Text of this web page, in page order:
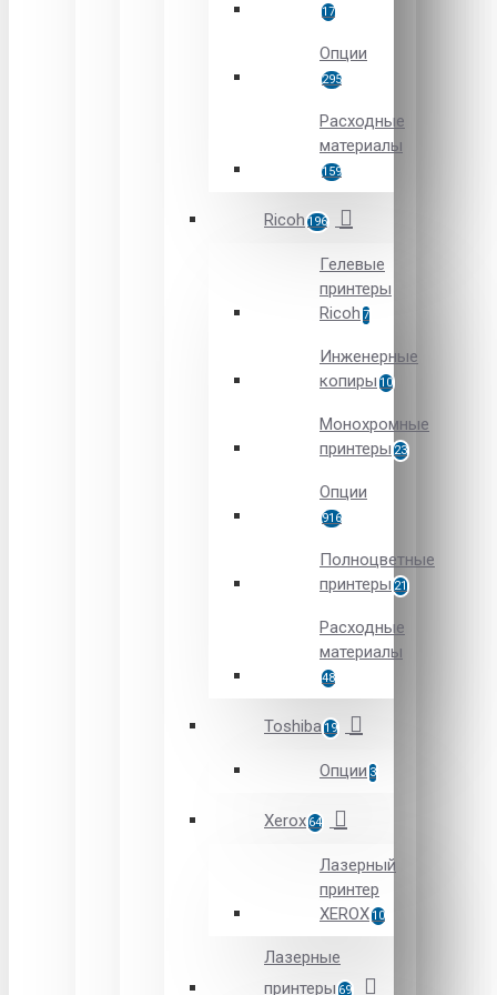
17
Опции
295
Расходные
материалы
159
Ricoh 196
Гелевые
принтеры
Ricoh 7
Инженерные
копиры 10
Монохромные
принтеры 23
Опции
916
Полноцветные
принтеры 21
Расходные
материалы
48
Toshiba19
Опции 3
Xerox64
Лазерный
принтер
XEROX10
Лазерные
принтеры 69